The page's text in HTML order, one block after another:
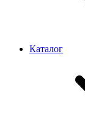
Каталог